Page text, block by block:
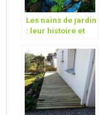
Les nains de jardin
: leur histoire et